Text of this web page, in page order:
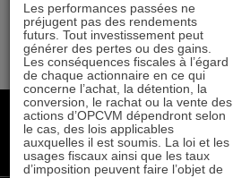
+33 1 84 79 90 24
gestion21@gestion21.fr
8 rue Volney, 75002 Paris
Les performances passées ne
préjugent pas des rendements
futurs. Tout investissement peut
générer des pertes ou des gains.
Les conséquences fiscales à l’égard
de chaque actionnaire en ce qui
concerne l’achat, la détention, la
conversion, le rachat ou la vente des
actions d’OPCVM dépendront selon
le cas, des lois applicables
auxquelles il est soumis. La loi et les
usages fiscaux ainsi que les taux
d’imposition peuvent faire l’objet de